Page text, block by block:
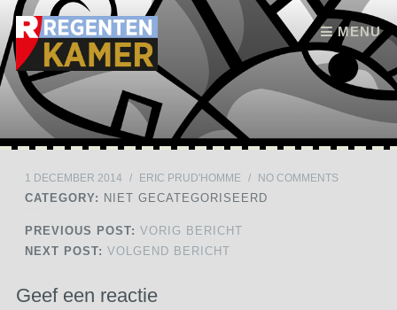
MENU
Skip to content
1 DECEMBER 2014 / ERIC PRUD'HOMME / NO COMMENTS
CATEGORY: NIET GECATEGORISEERD
PREVIOUS POST: VORIG BERICHT
NEXT POST: VOLGEND BERICHT
Geef een reactie